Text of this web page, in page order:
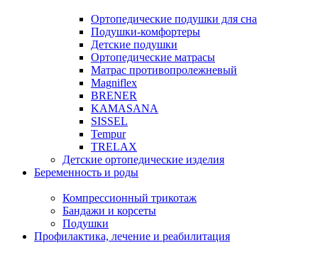
Ортопедические подушки для сна
Подушки-комфортеры
Детские подушки
Ортопедические матрасы
Матрас противопролежневый
Magniflex
BRENER
KAMASANA
SISSEL
Tempur
TRELAX
Детские ортопедические изделия
Беременность и роды
Компрессионный трикотаж
Бандажи и корсеты
Подушки
Профилактика, лечение и реабилитация